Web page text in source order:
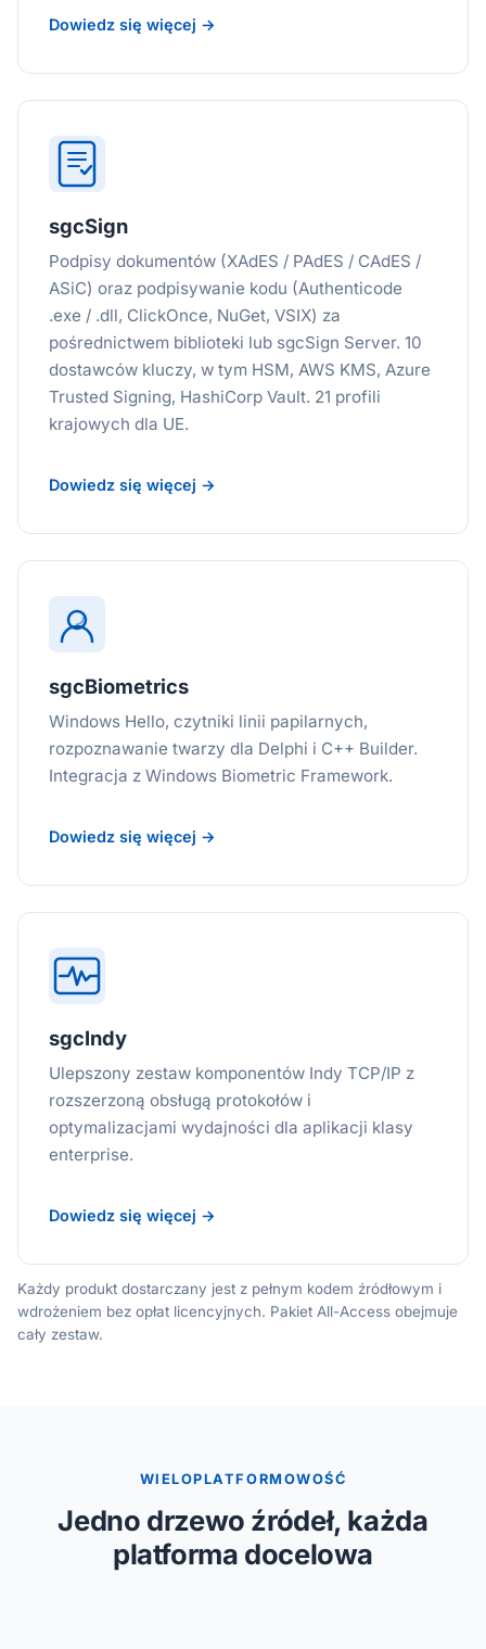
Dowiedz się więcej →
sgcSign
Podpisy dokumentów (XAdES / PAdES / CAdES /
ASiC) oraz podpisywanie kodu (Authenticode
.exe / .dll, ClickOnce, NuGet, VSIX) za
pośrednictwem biblioteki lub sgcSign Server. 10
dostawców kluczy, w tym HSM, AWS KMS, Azure
Trusted Signing, HashiCorp Vault. 21 profili
krajowych dla UE.
Dowiedz się więcej →
sgcBiometrics
Windows Hello, czytniki linii papilarnych,
rozpoznawanie twarzy dla Delphi i C++ Builder.
Integracja z Windows Biometric Framework.
Dowiedz się więcej →
sgcIndy
Ulepszony zestaw komponentów Indy TCP/IP z
rozszerzoną obsługą protokołów i
optymalizacjami wydajności dla aplikacji klasy
enterprise.
Dowiedz się więcej →
Każdy produkt dostarczany jest z pełnym kodem źródłowym i
wdrożeniem bez opłat licencyjnych. Pakiet All-Access obejmuje
cały zestaw.
WIELOPLATFORMOWOŚĆ
Jedno drzewo źródeł, każda
platforma docelowa